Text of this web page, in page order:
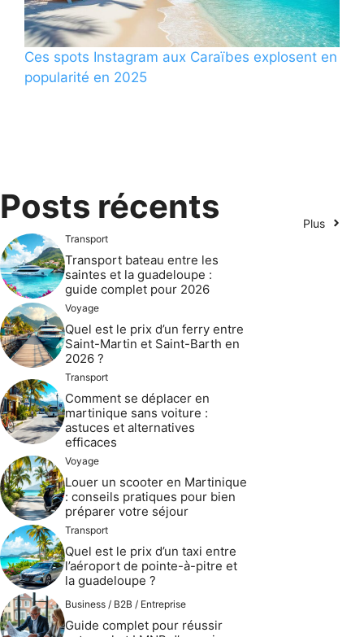
Ces spots Instagram aux Caraïbes explosent en
popularité en 2025
Posts récents Plus
Transport
Transport bateau entre les
saintes et la guadeloupe :
guide complet pour 2026
Voyage
Quel est le prix d’un ferry entre
Saint-Martin et Saint-Barth en
2026 ?
Transport
Comment se déplacer en
martinique sans voiture :
astuces et alternatives
efficaces
Voyage
Louer un scooter en Martinique
: conseils pratiques pour bien
préparer votre séjour
Transport
Quel est le prix d’un taxi entre
l’aéroport de pointe-à-pitre et
la guadeloupe ?
Business / B2B / Entreprise
Guide complet pour réussir